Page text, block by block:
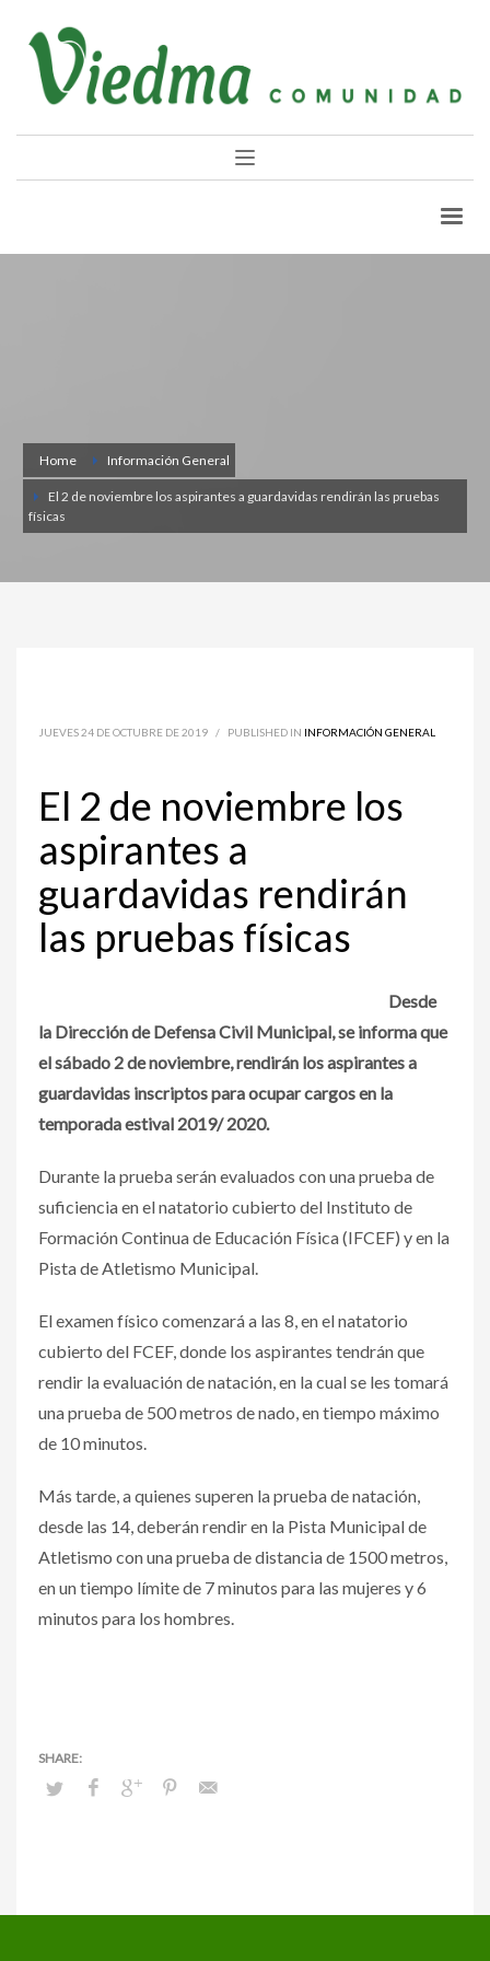
Home Información General
El 2 de noviembre los aspirantes a guardavidas rendirán las pruebas
físicas
JUEVES 24 DE OCTUBRE DE 2019 / PUBLISHED IN INFORMACIÓN GENERAL
El 2 de noviembre los
aspirantes a
guardavidas rendirán
las pruebas físicas
Desde
la Dirección de Defensa Civil Municipal, se informa que
el sábado 2 de noviembre, rendirán los aspirantes a
guardavidas inscriptos para ocupar cargos en la
temporada estival 2019/ 2020.
Durante la prueba serán evaluados con una prueba de
suficiencia en el natatorio cubierto del Instituto de
Formación Continua de Educación Física (IFCEF) y en la
Pista de Atletismo Municipal.
El examen físico comenzará a las 8, en el natatorio
cubierto del FCEF, donde los aspirantes tendrán que
rendir la evaluación de natación, en la cual se les tomará
una prueba de 500 metros de nado, en tiempo máximo
de 10 minutos.
Más tarde, a quienes superen la prueba de natación,
desde las 14, deberán rendir en la Pista Municipal de
Atletismo con una prueba de distancia de 1500 metros,
en un tiempo límite de 7 minutos para las mujeres y 6
minutos para los hombres.